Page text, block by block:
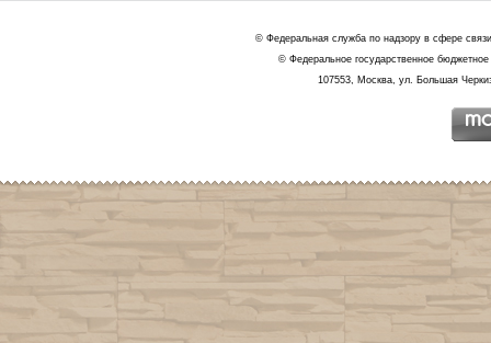
© Федеральная служба по надзору в сфере
© Федеральное государственное
107553, Москва, ул. Большая